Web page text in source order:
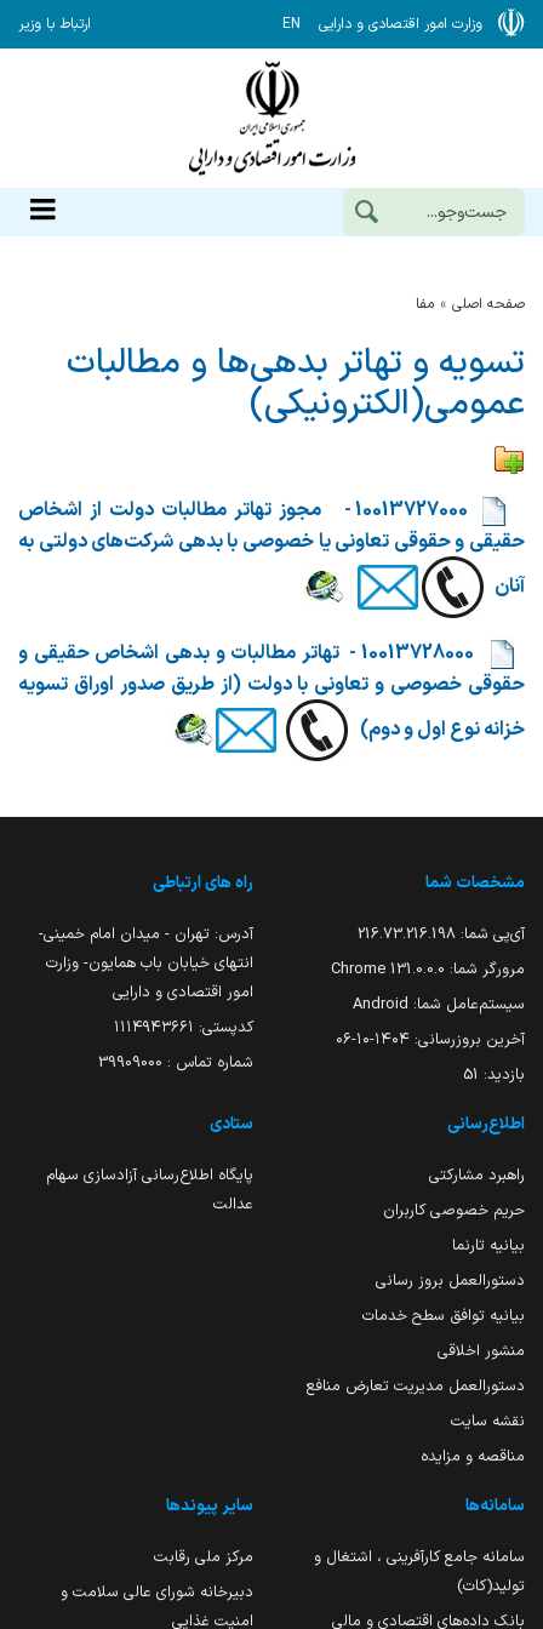
وزارت امور اقتصادی و دارایی EN ارتباط با وزیر
صفحه اصلی مفا
تسویه و تهاتر بدهی‌ها و مطالبات
عمومی(الکترونیکی)
​
10013727000 - مجوز تهاتر مطالبات دولت از اشخاص
حقیقی و حقوقی تعاونی یا خصوصی با بدهی شرکت‌های دولتی به
آنان
10013728000 -
تهاتر مطالبات و بدهی اشخاص حقیقی و
حقوقی خصوصی و تعاونی با دولت (از طریق صدور اوراق تسویه
خزانه نوع اول و دوم)
مشخصات شما
آی‌پی شما: 216.73.216.198
مرورگر شما: 131.0.0.0 Chrome
سیستم‌عامل شما: Android
آخرین بروزرسانی: ۱۴۰۴-۱۰-۰۶
بازدید: 51
راه های ارتباطی
آدرس: تهران - میدان امام خمینی-
انتهای خیابان باب همایون- وزارت
امور اقتصادی و دارایی
کدپستی: ۱۱۱۴۹۴۳۶۶۱
شماره تماس : 39909000
اطلاع‌رسانی
راهبرد مشارکتی
حریم خصوصی کاربران
بیانیه تارنما
دستورالعمل بروز رسانی
بیانیه توافق سطح خدمات
منشور اخلاقی
دستورالعمل مدیریت تعارض منافع
نقشه سایت
مناقصه و مزایده
ستادی
پایگاه اطلاع‌رسانی آزادسازی سهام
عدالت
سامانه‌ها
سامانه جامع کارآفرینی ، اشتغال و
تولید(کات)
بانک داده‌های اقتصادی و مالی
سایر پیوندها
مرکز ملی رقابت
دبیرخانه شورای عالی سلامت و
امنیت غذایی